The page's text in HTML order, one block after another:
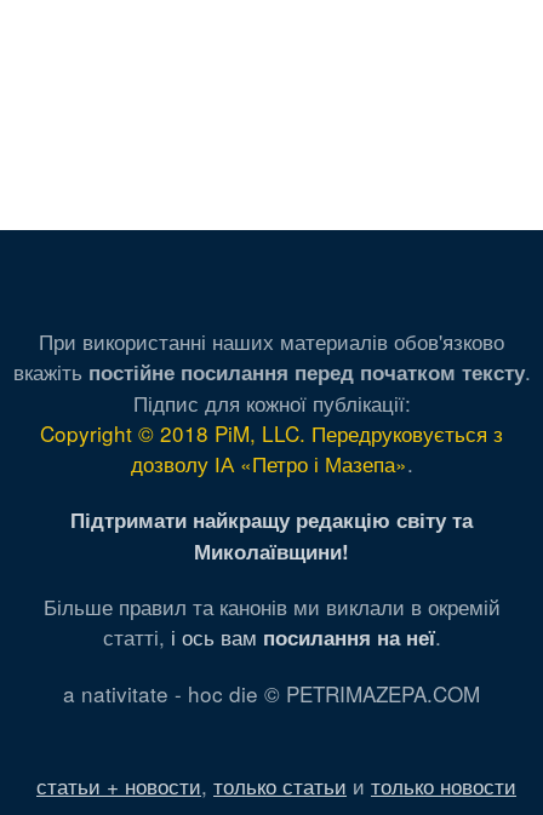
При використанні наших материалів обов'язково
вкажіть постійне посилання перед початком тексту.
Підпис для кожної публікації:
Copyright © 2018 PiM, LLC. Передруковується з
дозволу ІА «Петро і Мазепа».
Підтримати найкращу редакцію світу та
Миколаївщини!
Більше правил та канонів ми виклали в окремій
статті, і ось вам посилання на неї.
a nativitate - hoc die © PETRIMAZEPA.COM
статьи + новости, только статьи и только новости